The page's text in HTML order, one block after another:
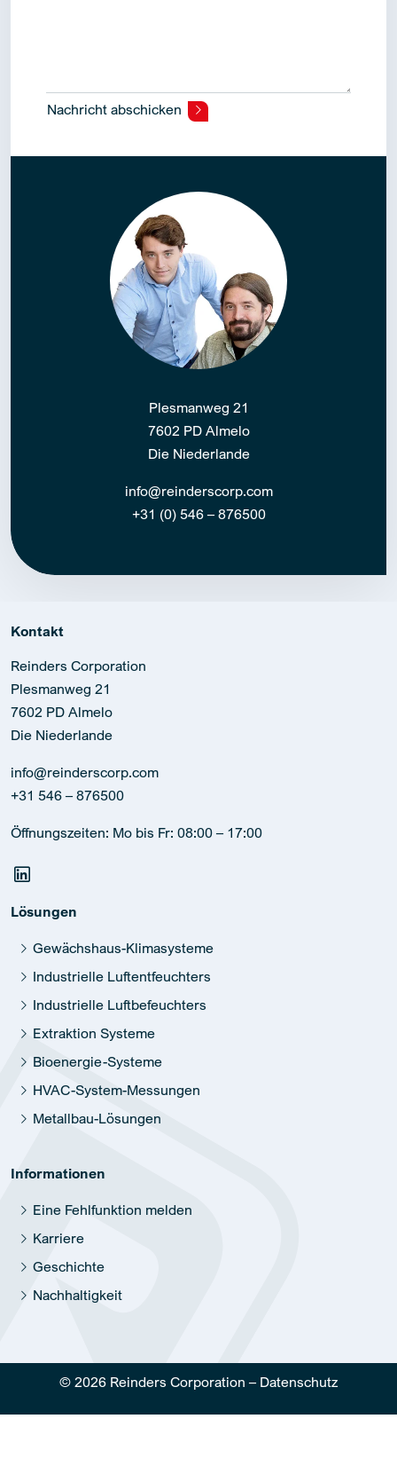
Nachricht abschicken
Plesmanweg 21
7602 PD Almelo
Die Niederlande
info@reinderscorp.com
+31 (0) 546 – 876500
Kontakt
Reinders Corporation
Plesmanweg 21
7602 PD Almelo
Die Niederlande
info@reinderscorp.com
+31 546 – 876500
Öffnungszeiten: Mo bis Fr: 08:00 – 17:00
Lösungen
Gewächshaus-Klimasysteme
Industrielle Luftentfeuchters
Industrielle Luftbefeuchters
Extraktion Systeme
Bioenergie-Systeme
HVAC-System-Messungen
Metallbau-Lösungen
Informationen
Eine Fehlfunktion melden
Karriere
Geschichte
Nachhaltigkeit
© 2026 Reinders Corporation – Datenschutz